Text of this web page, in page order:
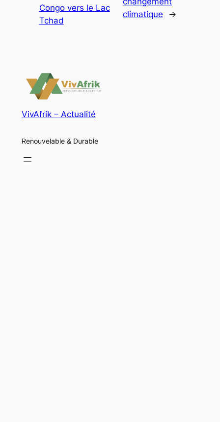
Congo vers le Lac
Tchad
climatique
→
VivAfrik – Actualité
Renouvelable & Durable